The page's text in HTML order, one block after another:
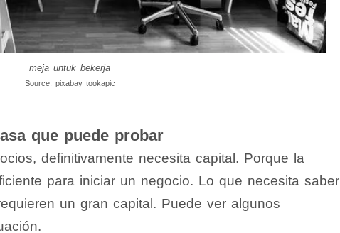
meja untuk bekerja
Source: pixabay tookapic
que puede probar
definitivamente necesita capital. Porque la
para iniciar un negocio. Lo que necesita saber
un gran capital. Puede ver algunos